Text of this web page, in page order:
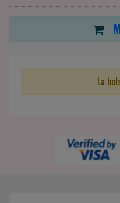
La